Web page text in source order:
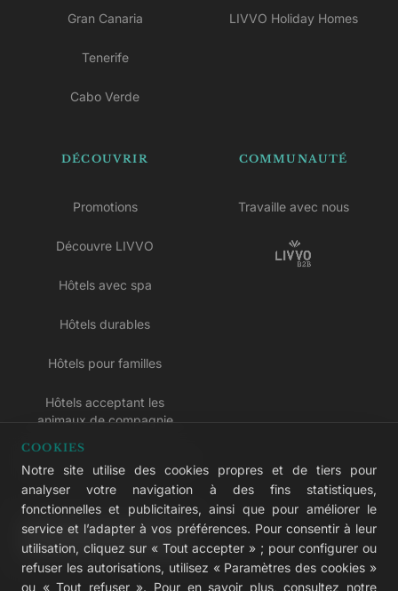
Gran Canaria
Tenerife
Cabo Verde
LIVVO Holiday Homes
DÉCOUVRIR
Promotions
Découvre LIVVO
Hôtels avec spa
Hôtels durables
Hôtels pour familles
Hôtels acceptant les
animaux de compagnie
Hôtels tout compris
LIVVO Plus
COMMUNAUTÉ
Travaille avec nous
COOKIES
Notre site utilise des cookies propres et de tiers pour
analyser votre navigation à des fins statistiques,
fonctionnelles et publicitaires, ainsi que pour améliorer le
service et l’adapter à vos préférences. Pour consentir à leur
utilisation, cliquez sur « Tout accepter » ; pour configurer ou
refuser les autorisations, utilisez « Paramètres des cookies »
ou « Tout refuser ». Pour en savoir plus, consultez notre